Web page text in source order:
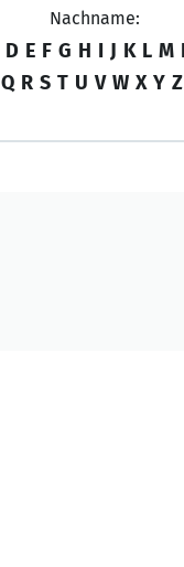
Nachname:
D E F G H I J K L M
Q R S T U V W X Y Z